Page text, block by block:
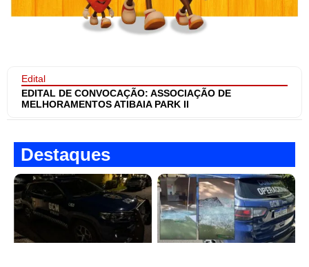
Edital
EDITAL DE CONVOCAÇÃO: ASSOCIAÇÃO DE
MELHORAMENTOS ATIBAIA PARK II
Destaques